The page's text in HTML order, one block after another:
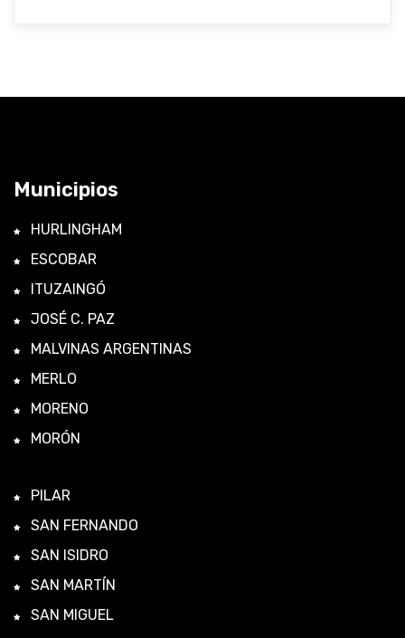
Municipios
HURLINGHAM
ESCOBAR
ITUZAINGÓ
JOSÉ C. PAZ
MALVINAS ARGENTINAS
MERLO
MORENO
MORÓN
PILAR
SAN FERNANDO
SAN ISIDRO
SAN MARTÍN
SAN MIGUEL